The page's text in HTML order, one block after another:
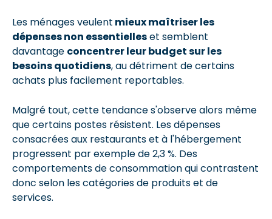
Les ménages veulent mieux maîtriser les
dépenses non essentielleset semblent
davantage concentrer leur budget sur les
besoins quotidiens, au détriment de certains
achats plus facilement reportables.
Malgré tout, cette tendance s'observe alors même
que certains postes résistent. Les dépenses
consacrées aux restaurants et à l'hébergement
progressent par exemple de 2,3 %. Des
comportements de consommation qui contrastent
donc selon les catégories de produits et de
services.